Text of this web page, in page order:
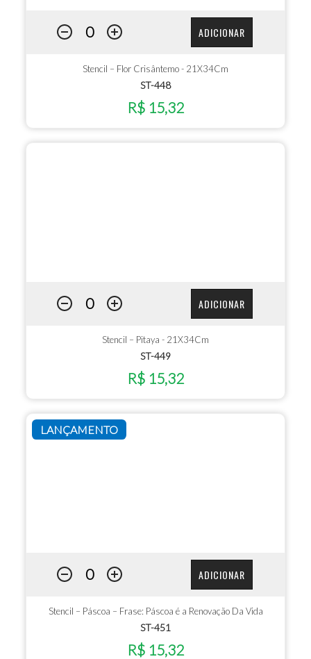
ADICIONAR
Stencil – Flor Crisântemo - 21X34Cm
ST-448
R$ 15,32
ADICIONAR
Stencil – Pitaya - 21X34Cm
ST-449
R$ 15,32
LANÇAMENTO
ADICIONAR
Stencil – Páscoa – Frase: Páscoa é a Renovação Da Vida
ST-451
R$ 15,32